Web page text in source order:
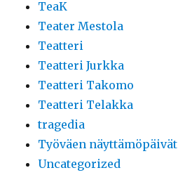
TeaK
Teater Mestola
Teatteri
Teatteri Jurkka
Teatteri Takomo
Teatteri Telakka
tragedia
Työväen näyttämöpäivät
Uncategorized